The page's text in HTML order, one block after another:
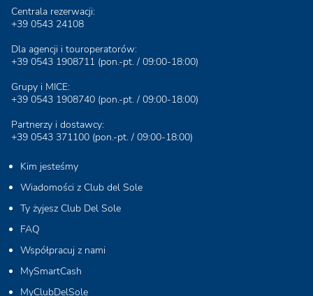
Centrala rezerwacji:
+39 0543 24108
Dla agencji i touroperatorów:
+39 0543 1908711 (pon.-pt. / 09:00-18:00)
Grupy i MICE:
+39 0543 1908740 (pon.-pt. / 09:00-18:00)
Partnerzy i dostawcy:
+39 0543 371100 (pon.-pt. / 09:00-18:00)
Kim jesteśmy
Wiadomości z Club del Sole
Ty żyjesz Club Del Sole
FAQ
Współpracuj z nami
MySmartCash
MyClubDelSole